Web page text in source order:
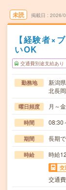
未読 掲載日 2026/
【経験者×
いOK
交通費別途支給あり
勤務地
新潟
北長
曜日頻度 月～金
時間 08:30
期間 長期
時給 時給
交
交通